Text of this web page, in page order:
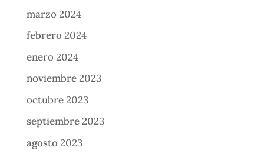
marzo 2024
febrero 2024
enero 2024
noviembre 2023
octubre 2023
septiembre 2023
agosto 2023